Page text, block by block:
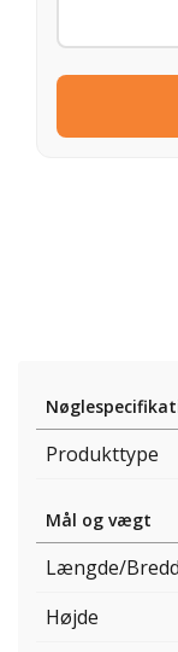
Produkttype
Mål og vægt
Længde/
Højde